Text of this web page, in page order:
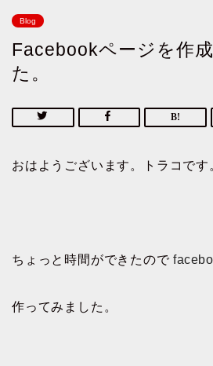
Blog
Facebookページを作
た。
おはようございます。トラコです
ちょっと時間ができたので
作ってみました。